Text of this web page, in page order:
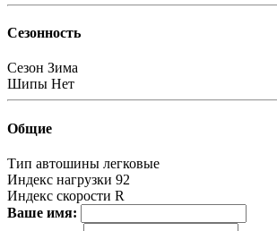
Сезонность
Сезон Зима
Шипы Нет
Общие
Тип автошины легковые
Индекс нагрузки 92
Индекс скорости R
Ваше имя: